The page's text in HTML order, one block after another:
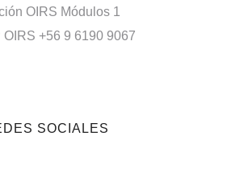
OIRS Módulos 1
OIRS +56 9 6190 9067
SOCIALES